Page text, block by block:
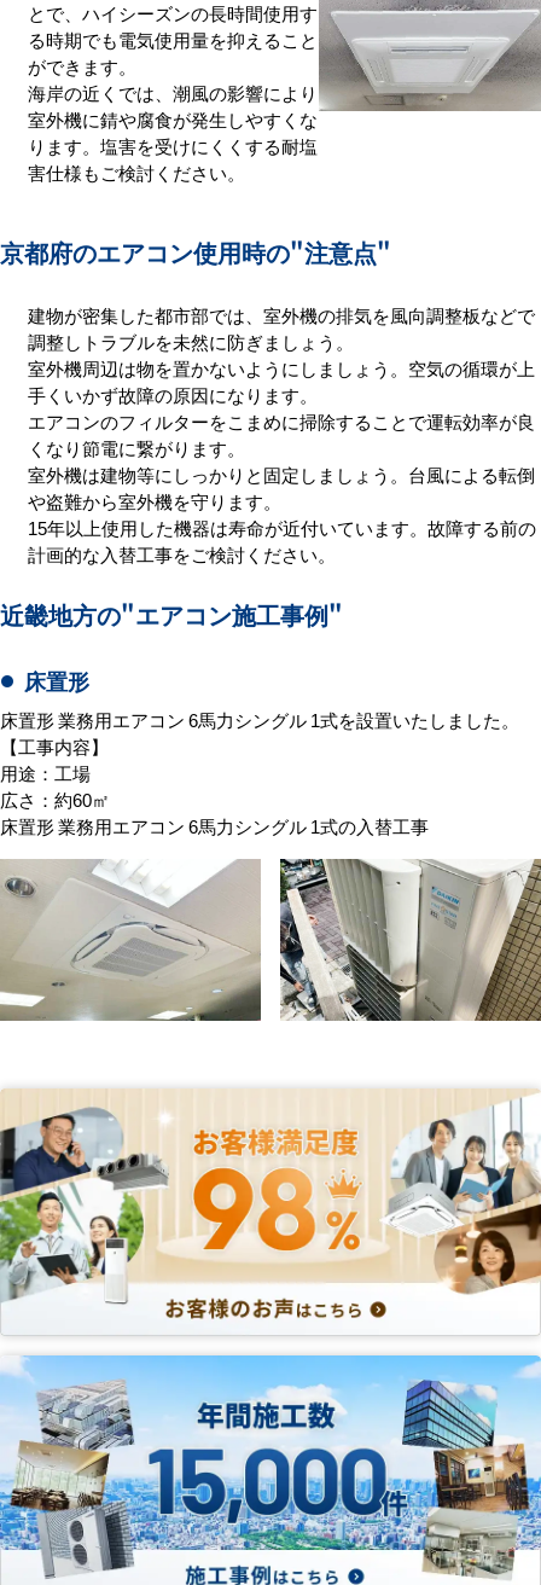
とで、ハイシーズンの長時間使用す
る時期でも電気使用量を抑えること
ができます。
海岸の近くでは、潮風の影響により
室外機に錆や腐食が発生しやすくな
ります。塩害を受けにくくする耐塩
害仕様もご検討ください。
京都府のエアコン使用時の"注意点"
建物が密集した都市部では、室外機の排気を風向調整板などで
調整しトラブルを未然に防ぎましょう。
室外機周辺は物を置かないようにしましょう。空気の循環が上
手くいかず故障の原因になります。
エアコンのフィルターをこまめに掃除することで運転効率が良
くなり節電に繋がります。
室外機は建物等にしっかりと固定しましょう。台風による転倒
や盗難から室外機を守ります。
15年以上使用した機器は寿命が近付いています。故障する前の
計画的な入替工事をご検討ください。
近畿地方の"エアコン施工事例"
床置形
床置形 業務用エアコン 6馬力シングル 1式を設置いたしました。
【工事内容】
用途：工場
広さ：約60㎡
床置形 業務用エアコン 6馬力シングル 1式の入替工事